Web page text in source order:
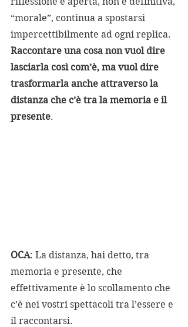
“morale”, continua a spostarsi
impercettibilmente ad ogni replica.
Raccontare una cosa non vuol dire
lasciarla così com’è, ma vuol dire
trasformarla anche attraverso la
distanza che c’è tra la memoria e il
presente.
OCA: La distanza, hai detto, tra
memoria e presente, che
effettivamente è lo scollamento che
c’è nei vostri spettacoli tra l’essere e
il raccontarsi.